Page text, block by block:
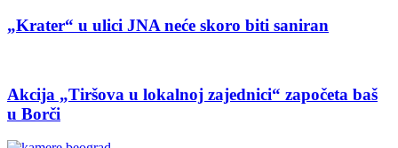
„Krater“ u ulici JNA neće skoro biti saniran
Akcija „Tiršova u lokalnoj zajednici“ započeta baš
u Borči